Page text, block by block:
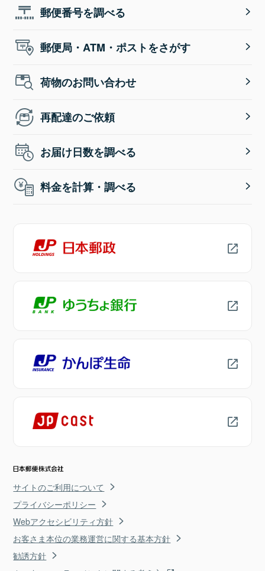
郵便番号を調べる
郵便局・ATM・ポストをさがす
荷物のお問い合わせ
再配達のご依頼
お届け日数を調べる
料金を計算・調べる
サイトのご利用について
プライバシーポリシー
Webアクセシビリティ方針
お客さま本位の業務運営に関する基本方針
勧誘方針